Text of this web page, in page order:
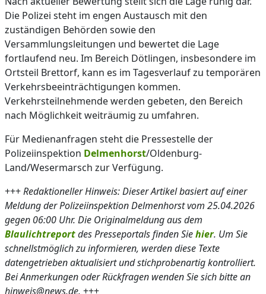
Die Polizei steht im engen Austausch mit den
zuständigen Behörden sowie den
Versammlungsleitungen und bewertet die Lage
fortlaufend neu. Im Bereich Dötlingen, insbesondere im
Ortsteil Brettorf, kann es im Tagesverlauf zu temporären
Verkehrsbeeinträchtigungen kommen.
Verkehrsteilnehmende werden gebeten, den Bereich
nach Möglichkeit weiträumig zu umfahren.
Für Medienanfragen steht die Pressestelle der
Polizeiinspektion Delmenhorst/Oldenburg-
Land/Wesermarsch zur Verfügung.
+++Redaktioneller Hinweis: Dieser Artikel basiert auf einer
Meldung der Polizeiinspektion Delmenhorst vom 25.04.2026
gegen 06:00 Uhr. Die Originalmeldung aus dem
Blaulichtreportdes Presseportals finden Siehier. Um Sie
schnellstmöglich zu informieren, werden diese Texte
datengetrieben aktualisiert und stichprobenartig kontrolliert.
Bei Anmerkungen oder Rückfragen wenden Sie sich bitte an
hinweis@news.de. +++